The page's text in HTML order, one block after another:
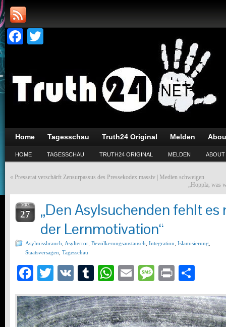
Facebook
Home Tagesschau Truth24 Original Melden
HOME TAGESSCHAU TRUTH24 ORIGINAL MELDEN ABOUT
« Presserat verschärft Zensurpassus des Pressekodex massiv | Medien schweigen
„Hoppla, was
MRZ
27
„Den Asylsuchenden fehlt es
der Lernmotivation“
Asylmissbrauch Asylterror Bevölkerungsaustausch Integration Islamisierung
Staatsversagen Tagesschau
Facebook
Twitter
VK Tumblr
WhatsApp
EmailMessage
Print